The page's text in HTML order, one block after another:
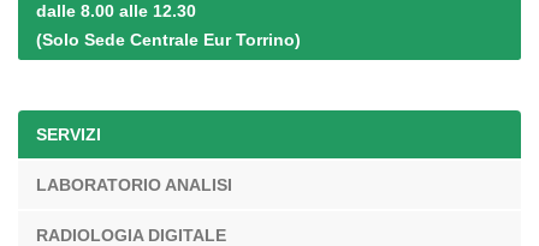
dalle 8.00 alle 12.30
(Solo Sede Centrale Eur Torrino)
SERVIZI
LABORATORIO ANALISI
RADIOLOGIA DIGITALE